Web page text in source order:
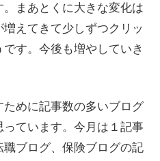
まあとくに大きな変化は
えてきて少しずつクリッ
す。今後も増やしていき
めに記事数の多いブログ
ています。今月は１記事
職ブログ、保険ブログの記